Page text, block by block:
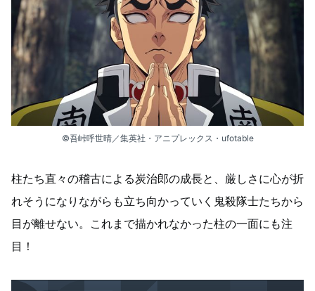
©吾峠呼世晴／集英社・アニプレックス・ufotable
柱たち直々の稽古による炭治郎の成長と、厳しさに心が折
れそうになりながらも立ち向かっていく鬼殺隊士たちから
目が離せない。これまで描かれなかった柱の一面にも注
目！